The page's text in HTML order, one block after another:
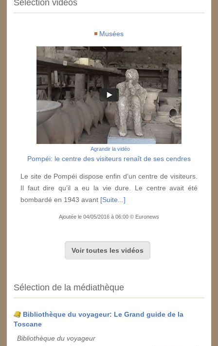
Sélection vidéos
Musées
Agrandir la vidéo
Pompéi: le centre des visiteurs renaît de ses cendres
Le site de Pompéi dispose enfin d’un centre de visiteurs.
Il faut dire qu’il a eu la vie dure. Le centre avait été
bombardé en 1943 avant [Suite...]
Ajoutée le 04/05/2016 à 06:00 © Euronews
Voir toutes les vidéos
Sélection de la médiathèque
Bibliothèque du voyageur: Le Grand guide de la
Toscane
Bibliothèque du voyageur